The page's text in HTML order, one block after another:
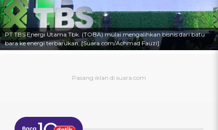
PT TBS Energi Utama Tbk. (TOBA) mulai mengalihkan bisnis dari batu
bara ke energi terbarukan. [Suara.com/Achmad Fauzi].